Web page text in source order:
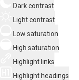
Dark contrast
Light contrast
Low saturation
High saturation
Highlight links
Highlight headings